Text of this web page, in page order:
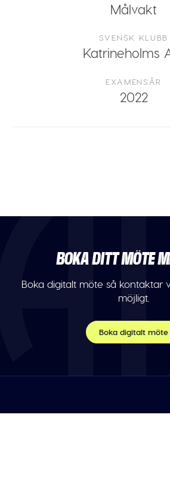
Målvakt
SVENSK KLUBB
Katrineholms
EXAMENSÅR
2022
BOKA DITT MÖTE
Boka digitalt möte så kontaktar
möjligt.
Boka digitalt möte